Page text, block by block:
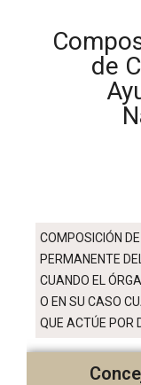
de
COMPOSICIÓN
PERMANENTE
CUANDO EL
O EN SU CASO
QUE ACTÚE POR